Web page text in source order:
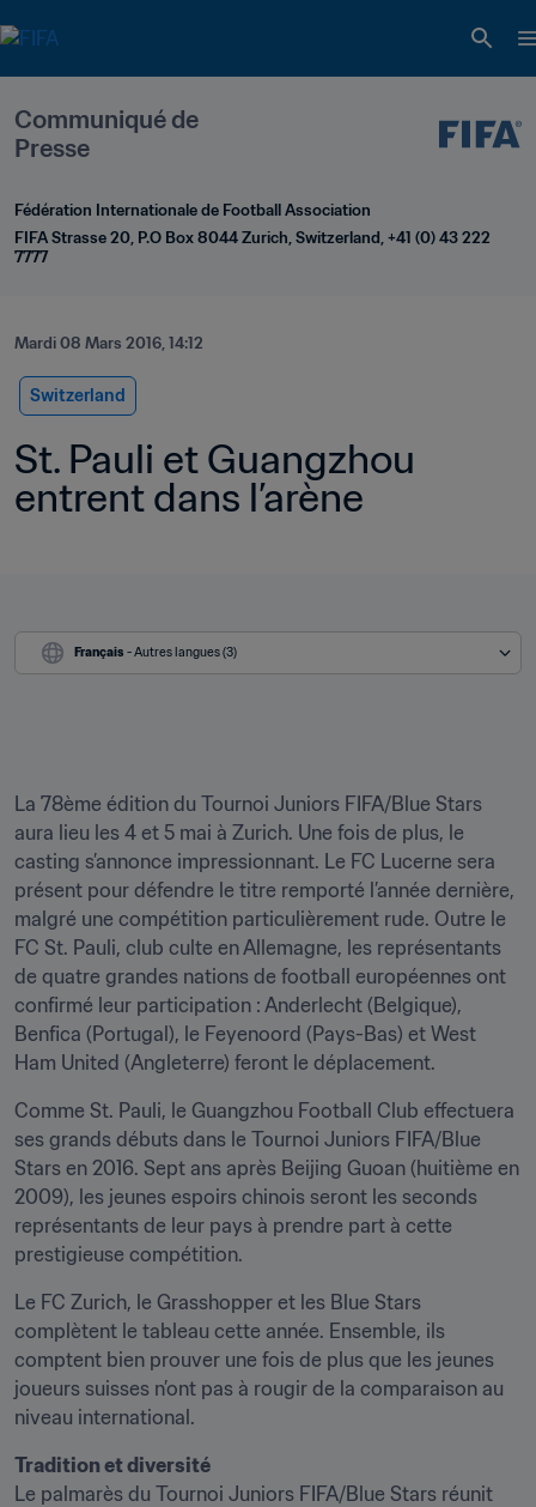
Communiqué de
Presse
Fédération Internationale de Football Association
FIFA Strasse 20, P.O Box 8044 Zurich, Switzerland, +41 (0) 43 222
7777
Mardi 08 Mars 2016, 14:12
Switzerland
St. Pauli et Guangzhou
entrent dans l’arène
Français - Autres langues (3)
La 78ème édition du Tournoi Juniors FIFA/Blue Stars
aura lieu les 4 et 5 mai à Zurich. Une fois de plus, le
casting s’annonce impressionnant. Le FC Lucerne sera
présent pour défendre le titre remporté l’année dernière,
malgré une compétition particulièrement rude. Outre le
FC St. Pauli, club culte en Allemagne, les représentants
de quatre grandes nations de football européennes ont
confirmé leur participation : Anderlecht (Belgique),
Benfica (Portugal), le Feyenoord (Pays-Bas) et West
Ham United (Angleterre) feront le déplacement.
Comme St. Pauli, le Guangzhou Football Club effectuera
ses grands débuts dans le Tournoi Juniors FIFA/Blue
Stars en 2016. Sept ans après Beijing Guoan (huitième en
2009), les jeunes espoirs chinois seront les seconds
représentants de leur pays à prendre part à cette
prestigieuse compétition.
Le FC Zurich, le Grasshopper et les Blue Stars
complètent le tableau cette année. Ensemble, ils
comptent bien prouver une fois de plus que les jeunes
joueurs suisses n’ont pas à rougir de la comparaison au
niveau international.
Tradition et diversité
Le palmarès du Tournoi Juniors FIFA/Blue Stars réunit